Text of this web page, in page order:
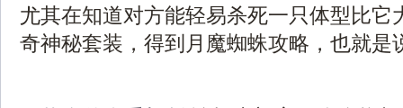
尤其在知道对方能轻易杀死一只体型比它
奇神秘套装，得到月魔蜘蛛攻略，也就是